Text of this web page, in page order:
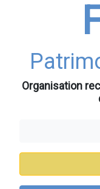
Organisation